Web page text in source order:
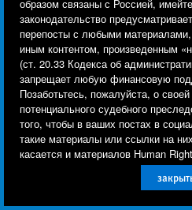
образом связаны с Россией,
законодательство
перепосты с любыми
иным контентом, произведенным
(ст. 20.33 Кодекса об
запрещает любую финансовую
Позаботьтесь, пожалуйста, о
потенциального судебного
того, чтобы в ваших постах в
такие материалы или ссылки на
касается и материалов Human
цыган-рома с Западных
За первые девять месяцев
полиция зарегистрировала
проживания лиц, ищущих
двукратный рост по
Правоохранительные
активизацию
протестов, направленных
отслеживания и сторонние
инструменты, чтобы лучше
сайт, и улучшить ваш опыт
Используя наш сайт, вы
Ознакомьтесь с нашей
конфиденциальности,чтобы
используются файлы
настройки.